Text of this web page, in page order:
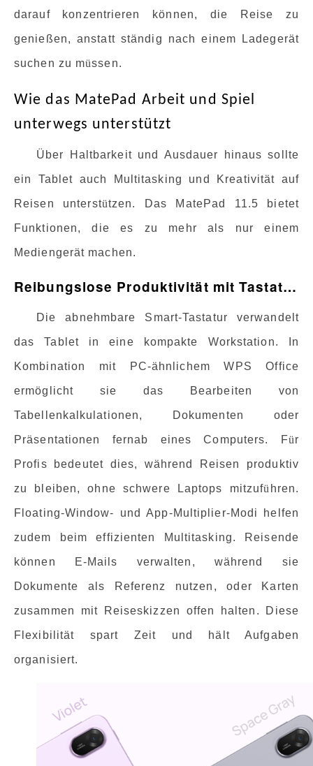
darauf konzentrieren können, die Reise zu
genießen, anstatt ständig nach einem Ladegerät
suchen zu müssen.
Wie das MatePad Arbeit und Spiel
unterwegs unterstützt
Über Haltbarkeit und Ausdauer hinaus sollte
ein Tablet auch Multitasking und Kreativität auf
Reisen unterstützen. Das MatePad 11.5 bietet
Funktionen, die es zu mehr als nur einem
Mediengerät machen.
Reibungslose Produktivität mit Tastatur und Apps
Die abnehmbare Smart-Tastatur verwandelt
das Tablet in eine kompakte Workstation. In
Kombination mit PC-ähnlichem WPS Office
ermöglicht sie das Bearbeiten von
Tabellenkalkulationen, Dokumenten oder
Präsentationen fernab eines Computers. Für
Profis bedeutet dies, während Reisen produktiv
zu bleiben, ohne schwere Laptops mitzufü hren.
Floating-Window- und App-Multiplier-Modi helfen
zudem beim effizienten Multitasking. Reisende
können E-Mails verwalten, während sie
Dokumente als Referenz nutzen, oder Karten
zusammen mit Reiseskizzen offen halten. Diese
Flexibilität spart Zeit und hält Aufgaben
organisiert.